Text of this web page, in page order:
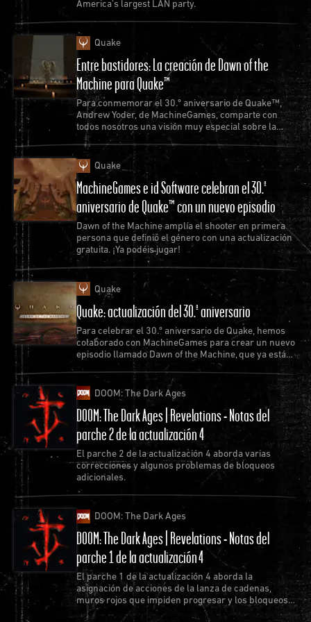
+ Hexen en PC, tanto inalámbricos como conectados
por cable:
DUALSHOCK 4 (apuntado con giroscopio y
vibración compatibles)
DualSense (apuntado con giroscopio y
vibración compatibles)
Mando Pro de Nintendo Switch (apuntado con
giroscopio y vibración compatibles)
Mandos de Xbox (vibración compatible)
Heretic + Hexen también es compatible con todos los
mandos XInput y otros mandos de terceros, aunque
deben ajustarse las asignaciones de entrada
manualmente.
🔹¿Es compatible el Steam Controller?
Heretic + Hexen no es compatible con el Steam
Controller.
🔹¿Cómo creo un mod?
DoomTools
ofrece una serie de utilidades esenciales
para crear un archivo WAD (requiere Java),Ultimate
Doom Buildersirve para editar niveles (requiere
Microsoft .NET Framework 4.7.2) ySLADEpermite
editar archivos WAD.
También recomendamos wikis online de la
comunidad de DOOM, comoDoomWiki.orgy
servidores de Discord como el de
SLADE.
🔹¿Cómo publico un mod?
La publicación de mods solo está disponible en PC y
se debe iniciar sesión en la cuenta de Bethesda.net.
Para empezar, seleccionad Bethesda.net desde el
menú principal e iniciad sesión o cread una cuenta.
De vuelta en el menú principal, seleccionad un juego
America’s largest LAN party.
Quake
Entre bastidores: La creación de Dawn of the
Machine para Quake™
Para conmemorar el 30.º aniversario de Quake™,
Andrew Yoder, de MachineGames, comparte con
todos nosotros una visión muy especial sobre la
creación del nuevo episodio de Quake.
Quake
MachineGames e id Software celebran el 30.º
aniversario de Quake™ con un nuevo episodio
Dawn of the Machine amplía el shooter en primera
persona que definió el género con una actualización
gratuita. ¡Ya podéis jugar!
Quake
Quake: actualización del 30.º aniversario
Para celebrar el 30.º aniversario de Quake, hemos
colaborado con MachineGames para crear un nuevo
episodio llamado Dawn of the Machine, que ya está
disponible como actualización gratuita.
DOOM: The Dark Ages
DOOM: The Dark Ages | Revelations - Notas del
parche 2 de la actualización 4
El parche 2 de la actualización 4 aborda varias
correcciones y algunos problemas de bloqueos
adicionales.
DOOM: The Dark Ages
DOOM: The Dark Ages | Revelations - Notas del
parche 1 de la actualización 4
El parche 1 de la actualización 4 aborda la
asignación de acciones de la lanza de cadenas,
muros rojos que impiden progresar y los bloqueos
más predominantes.